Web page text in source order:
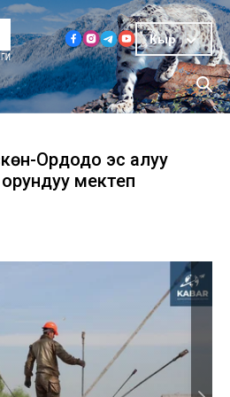
Кыр
Ордодо эс алуу
мектеп